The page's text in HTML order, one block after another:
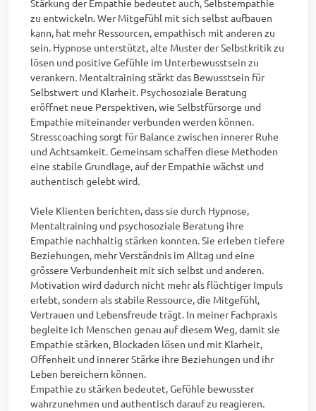
Stärkung der Empathie bedeutet auch, Selbstempathie
zu entwickeln. Wer Mitgefühl mit sich selbst aufbauen
kann, hat mehr Ressourcen, empathisch mit anderen zu
sein. Hypnose unterstützt, alte Muster der Selbstkritik zu
lösen und positive Gefühle im Unterbewusstsein zu
verankern. Mentaltraining stärkt das Bewusstsein für
Selbstwert und Klarheit. Psychosoziale Beratung
eröffnet neue Perspektiven, wie Selbstfürsorge und
Empathie miteinander verbunden werden können.
Stresscoaching sorgt für Balance zwischen innerer Ruhe
und Achtsamkeit. Gemeinsam schaffen diese Methoden
eine stabile Grundlage, auf der Empathie wächst und
authentisch gelebt wird.
Viele Klienten berichten, dass sie durch Hypnose,
Mentaltraining und psychosoziale Beratung ihre
Empathie nachhaltig stärken konnten. Sie erleben tiefere
Beziehungen, mehr Verständnis im Alltag und eine
grössere Verbundenheit mit sich selbst und anderen.
Motivation wird dadurch nicht mehr als flüchtiger Impuls
erlebt, sondern als stabile Ressource, die Mitgefühl,
Vertrauen und Lebensfreude trägt. In meiner Fachpraxis
begleite ich Menschen genau auf diesem Weg, damit sie
Empathie stärken, Blockaden lösen und mit Klarheit,
Offenheit und innerer Stärke ihre Beziehungen und ihr
Leben bereichern können.
Empathie zu stärken bedeutet, Gefühle bewusster
wahrzunehmen und authentisch darauf zu reagieren.